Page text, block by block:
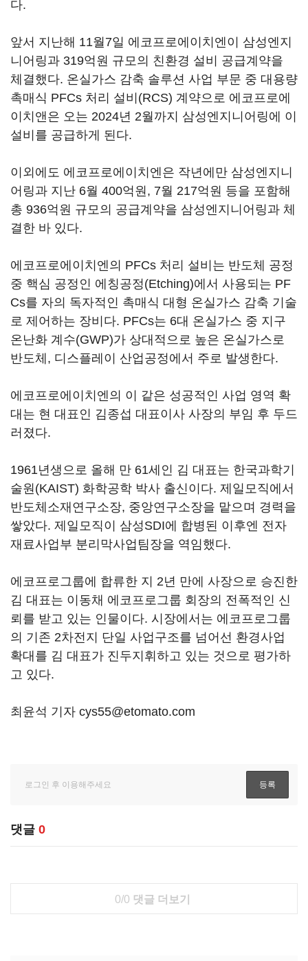
다.
앞서 지난해 11월7일 에코프로에이치엔이 삼성엔지
니어링과 319억원 규모의 친환경 설비 공급계약을
체결했다. 온실가스 감축 솔루션 사업 부문 중 대용량
촉매식 PFCs 처리 설비(RCS) 계약으로 에코프로에
이치앤은 오는 2024년 2월까지 삼성엔지니어링에 이
설비를 공급하게 된다.
이외에도 에코프로에이치엔은 작년에만 삼성엔지니
어링과 지난 6월 400억원, 7월 217억원 등을 포함해
총 936억원 규모의 공급계약을 삼성엔지니어링과 체
결한 바 있다.
에코프로에이치엔의 PFCs 처리 설비는 반도체 공정
중 핵심 공정인 에칭공정(Etching)에서 사용되는 PF
Cs를 자의 독자적인 촉매식 대형 온실가스 감축 기술
로 제어하는 장비다. PFCs는 6대 온실가스 중 지구
온난화 계수(GWP)가 상대적으로 높은 온실가스로
반도체, 디스플레이 산업공정에서 주로 발생한다.
에코프로에이치엔의 이 같은 성공적인 사업 영역 확
대는 현 대표인 김종섭 대표이사 사장의 부임 후 두드
러졌다.
1961년생으로 올해 만 61세인 김 대표는 한국과학기
술원(KAIST) 화학공학 박사 출신이다. 제일모직에서
반도체소재연구소장, 중앙연구소장을 맡으며 경력을
쌓았다. 제일모직이 삼성SDI에 합병된 이후엔 전자
재료사업부 분리막사업팀장을 역임했다.
에코프로그룹에 합류한 지 2년 만에 사장으로 승진한
김 대표는 이동채 에코프로그룹 회장의 전폭적인 신
뢰를 받고 있는 인물이다. 시장에서는 에코프로그룹
의 기존 2차전지 단일 사업구조를 넘어선 환경사업
확대를 김 대표가 진두지휘하고 있는 것으로 평가하
고 있다.
최윤석 기자 cys55@etomato.com
댓글 0
0/0 댓글 더보기